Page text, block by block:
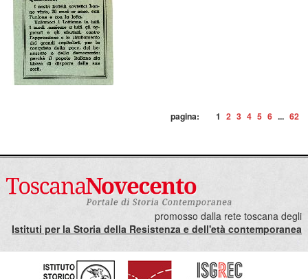
pagina: 1 2 3 4 5 6 ... 62
promosso dalla rete toscana degli
Istituti per la Storia della Resistenza e dell'età contemporanea